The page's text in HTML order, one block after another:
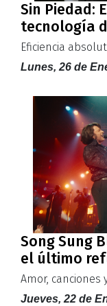
Sin Piedad:
tecnología
Eficiencia
Lunes, 26 de
Song Sung
el último
Amor,
Jueves, 22 de